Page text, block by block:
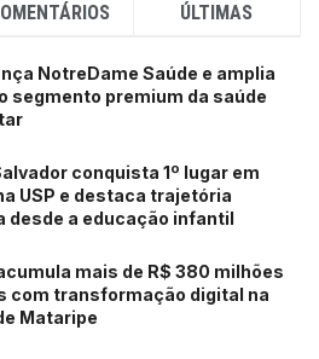
ÚLTIMAS
NotreDame Saúde e amplia
segmento premium da saúde
conquista 1º lugar em
USP e destaca trajetória
desde a educação infantil
mais de R$ 380 milhões
com transformação digital na
Mataripe